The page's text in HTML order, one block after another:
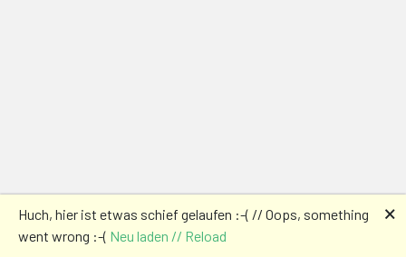
Huch, hier ist etwas schief gelaufen :-( // Oops, something
went wrong :-( Neu laden // Reload
🗙